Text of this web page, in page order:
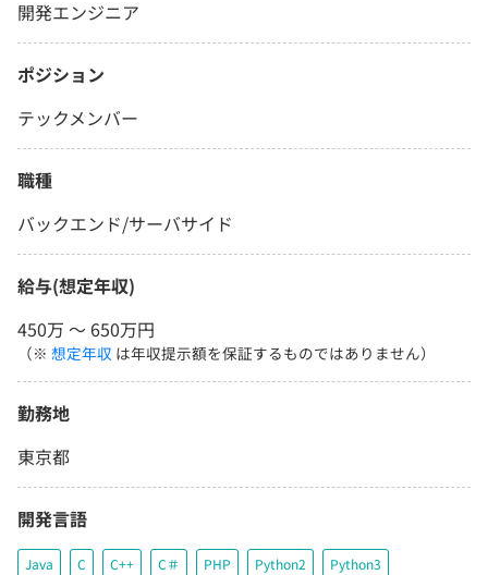
開発エンジニア
ポジション
テックメンバー
職種
バックエンド/サーバサイド
給与(想定年収)
450万 〜 650万円
（※ 想定年収 は年収提示額を保証するものではありません）
勤務地
東京都
開発言語
Java C C++ C＃ PHP Python2 Python3